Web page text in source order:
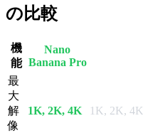
の比較
機
能
Nano
Banana Pro
最
大
解
像
1K, 2K, 4K 1K, 2K, 4K